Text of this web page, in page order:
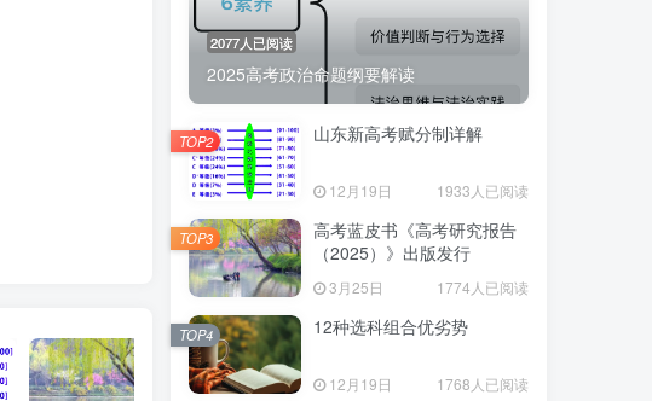
2077人已阅读
2025高考政治命题纲要解读
山东新高考赋分制详解
12月19日 1933人已阅读
TOP2
高考蓝皮书《高考研究报告
（2025）》出版发行
3月25日 1774人已阅读
TOP3
12种选科组合优劣势
12月19日 1768人已阅读
TOP4